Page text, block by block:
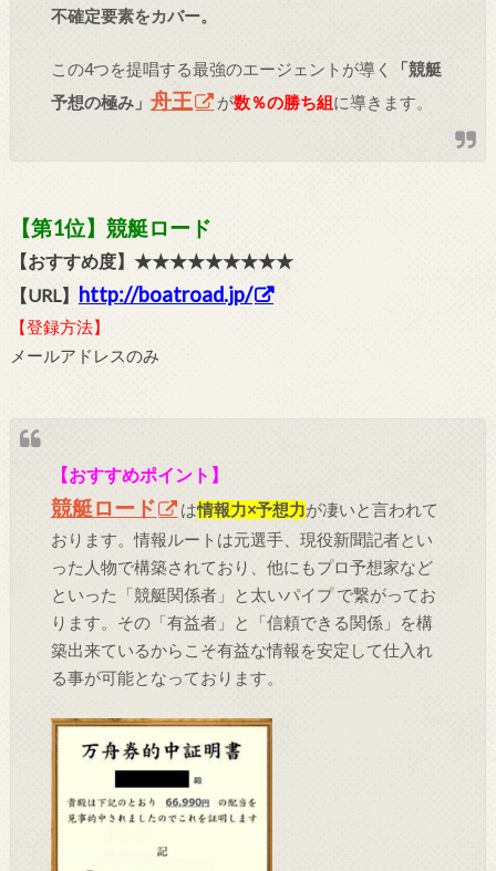
不確定要素をカバー。
この4つを提唱する最強のエージェントが導く
「競艇
予想の極み」舟王 が数％の勝ち組 に導きます。
【第1位】競艇ロード
【おすすめ度】★★★★★★★★★
【URL】 http://boatroad.jp/
【登録方法】
メールアドレスのみ
【おすすめポイント】
競艇ロード は情報力×予想力が凄いと言われて
おります。情報ルートは元選手、現役新聞記者とい
った人物で構築されており、他にもプロ予想家など
といった「競艇関係者」と太いパイプ で繋がってお
ります。その「有益者」と「信頼できる関係」を構
築出来ているからこそ有益な情報を安定して仕入れ
る事が可能となっております。